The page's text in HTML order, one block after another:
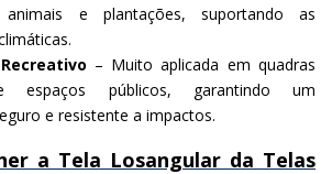
e plantações, suportando as
– Muito aplicada em quadras
espaços públicos, garantindo um
e resistente a impactos.
a Tela Losangular da Telas